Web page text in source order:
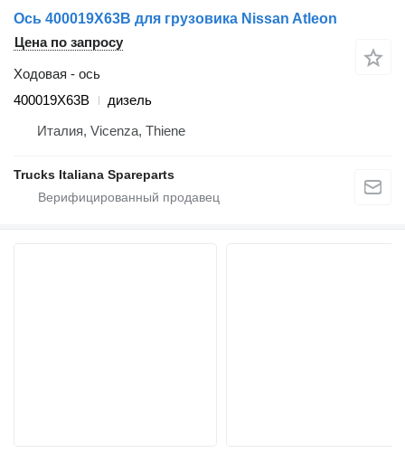
Ось 400019X63B для грузовика Nissan Atleon
Цена по запросу
Ходовая - ось
400019X63B
дизель
Италия, Vicenza, Thiene
Trucks Italiana Spareparts